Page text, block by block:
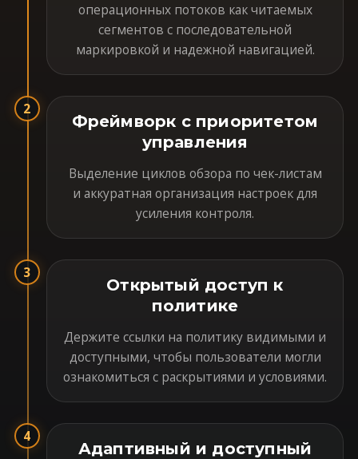
операционных потоков как читаемых
сегментов с последовательной
маркировкой и надежной навигацией.
2
Фреймворк с приоритетом
управления
Выделение циклов обзора по чек-листам
и аккуратная организация настроек для
усиления контроля.
3
Открытый доступ к
политике
Держите ссылки на политику видимыми и
доступными, чтобы пользователи могли
ознакомиться с раскрытиями и условиями.
4
Адаптивный и доступный